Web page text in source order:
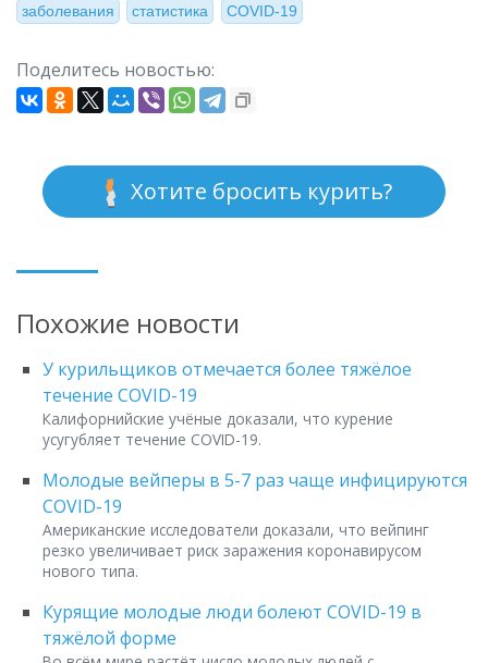
заболевания статистика COVID-19
Поделитесь новостью:
Хотите бросить курить?
Похожие новости
У курильщиков отмечается более тяжёлое
течение COVID-19
Калифорнийские учёные доказали, что курение
усугубляет течение COVID-19.
Молодые вейперы в 5-7 раз чаще инфицируются
COVID-19
Американские исследователи доказали, что вейпинг
резко увеличивает риск заражения коронавирусом
нового типа.
Курящие молодые люди болеют COVID-19 в
тяжёлой форме